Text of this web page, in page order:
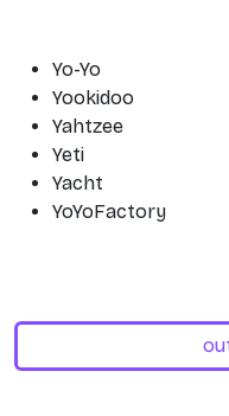
Yo-Yo
Yookidoo
Yahtzee
Yeti
Yacht
YoYoFactory